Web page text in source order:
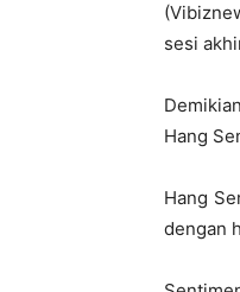
sesi
Hang
Hang
dengan